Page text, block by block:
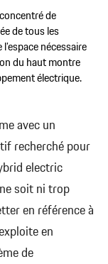
de
de tous les
nécessaire
du haut montre
électrique.
avec un
recherché pour
electric
soit ni trop
en référence à
en
de